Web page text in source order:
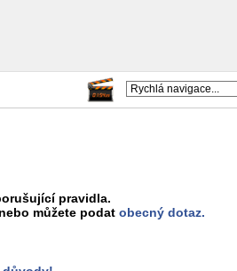
pravidla.
nebo můžete podat obecný dotaz.